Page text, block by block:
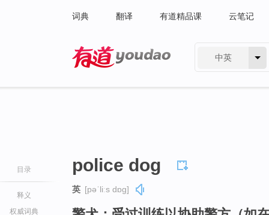
词典 翻译 有道精品课 云笔记
中英
目录
释义
权威词典
police dog
英 [pəˈliːs dɒɡ]